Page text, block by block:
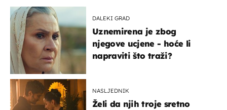
DALEKI GRAD
Uznemirena je zbog
njegove ucjene - hoće li
napraviti što traži?
NASLJEDNIK
Želi da njih troje sretno